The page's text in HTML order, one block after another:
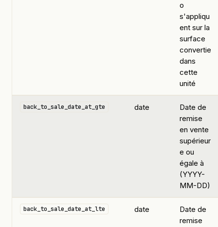
o
s'appliqu
ent sur la
surface
convertie
dans
cette
unité
back_to_sale_date_at_gte date
Date de
remise
en vente
supérieur
e ou
égale à
(YYYY-
MM-DD)
back_to_sale_date_at_lte date
Date de
remise